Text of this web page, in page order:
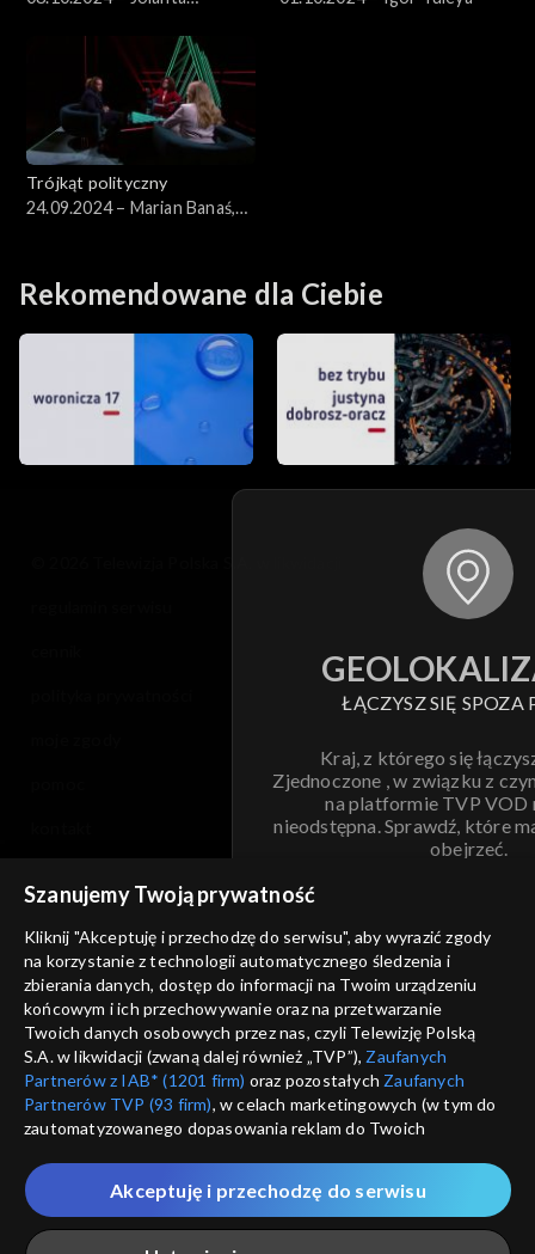
Trójkąt polityczny
24.09.2024 – Marian Banaś,
Rekomendowane dla Ciebie
ŁĄCZYSZ SIĘ SPOZA
Kraj, z którego się
Zjednoczone , w związku z
na platformie TVP VOD
nieodstępna. Sprawdź, które
obejrzeć.
ANULUJ
informacje o dostawcy usług
Szanujemy Twoją prywatność
Kliknij "Akceptuję i przechodzę do serwisu", aby wyrazić zgody
na korzystanie z technologii automatycznego śledzenia i
zbierania danych, dostęp do informacji na Twoim urządzeniu
końcowym i ich przechowywanie oraz na przetwarzanie
Twoich danych osobowych przez nas, czyli Telewizję Polską
S.A. w likwidacji (zwaną dalej również „TVP”), Zaufanych
Partnerów z IAB* (1201 firm) oraz pozostałych Zaufanych
Partnerów TVP (93 firm), w celach marketingowych (w tym do
zautomatyzowanego dopasowania reklam do Twoich
które wskazujemy poniżej, a także zgody na udostępnianie
przez nas identyfikatora PPID do Google.
Twoje dane osobowe zbierane podczas odwiedzania przez
Akceptuję i przechodzę do serwisu